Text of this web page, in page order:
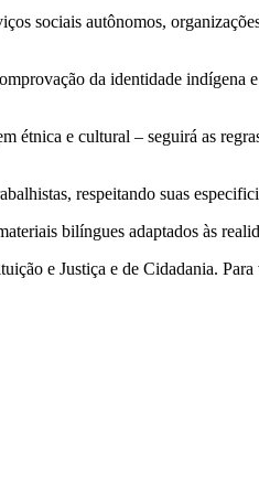
sociais autônomos,
da identidade indígena
étnica e cultural – seguirá as
respeitando suas
bilíngues adaptados às
e Justiça e de Cidadania.